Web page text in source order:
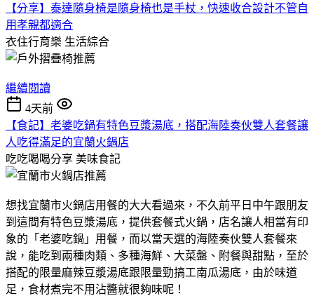
【分享】泰達隨身椅是隨身椅也是手杖，快速收合設計不管自
用孝親都適合
衣住行育樂 生活綜合
繼續閱讀
4天前
【食記】老婆吃鍋有特色豆漿湯底，搭配海陸奏伙雙人套餐讓
人吃得滿足的宜蘭火鍋店
吃吃喝喝分享 美味食記
想找宜蘭市火鍋店用餐的大大看過來，不久前平日中午跟朋友
到這間有特色豆漿湯底，提供套餐式火鍋，店名讓人相當有印
象的「老婆吃鍋」用餐，而以當天選的海陸奏伙雙人套餐來
說，能吃到兩種肉類、多種海鮮、大菜盤、附餐與甜點，至於
搭配的限量麻辣豆漿湯底跟限量勁搞工南瓜湯底，由於味道
足，食材煮完不用沾醬就很夠味呢！